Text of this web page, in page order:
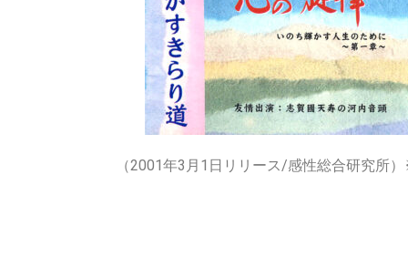
（2001年3月1日リリース/感性総合研究所